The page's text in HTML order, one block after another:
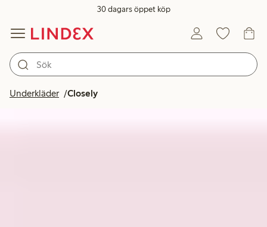
30 dagars öppet köp
Underkläder Closely